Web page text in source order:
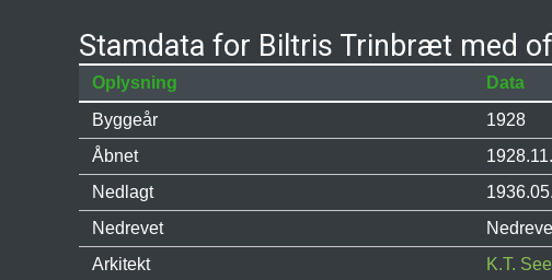
Stamdata for Biltris Trinbræt med
Oplysning
Data
Byggeår
1928
Åbnet
Nedlagt
Nedrevet
Arkitekt
K.T.